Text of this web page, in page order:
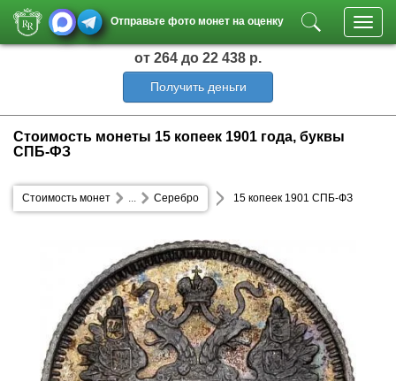
Отправьте фото монет на оценку
от 264 до 22 438 р.
Получить деньги
Стоимость монеты 15 копеек 1901 года, буквы
СПБ-ФЗ
Стоимость монет Серебро
... 15 копеек 1901 СПБ-ФЗ